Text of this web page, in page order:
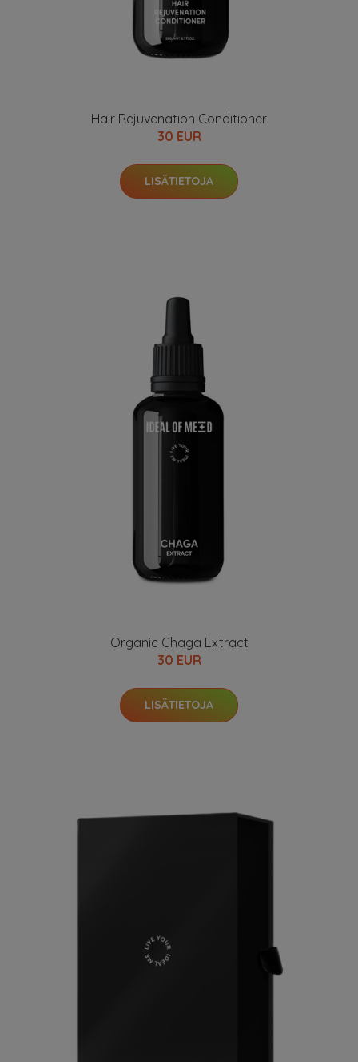
Hair Rejuvenation Conditioner
30 EUR
LISÄTIETOJA
Organic Chaga Extract
30 EUR
LISÄTIETOJA